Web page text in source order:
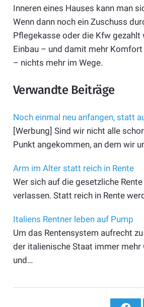
Inneren eines Hauses kann man
Wenn dann noch ein Zuschuss
Pflegekasse oder die Kfw gezahlt
Einbau – und damit mehr
– nichts mehr im Wege.
Verwandte Beiträge
Noch einmal neu anfangen, statt
[Werbung] Sind wir nicht alle
Punkt angekommen, an dem wir
Arm im Alter statt reich in Rente
Wer sich auf die gesetzliche
verlassen. Statt reich in Rente
Italiens Rentner leben auf Pump
Um das Rentensystem aufrecht
der italienische Staat immer mehr
und…